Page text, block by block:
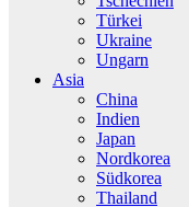
Türkei
Ukraine
Ungarn
Asia
China
Indien
Japan
Nordkorea
Südkorea
Thailand